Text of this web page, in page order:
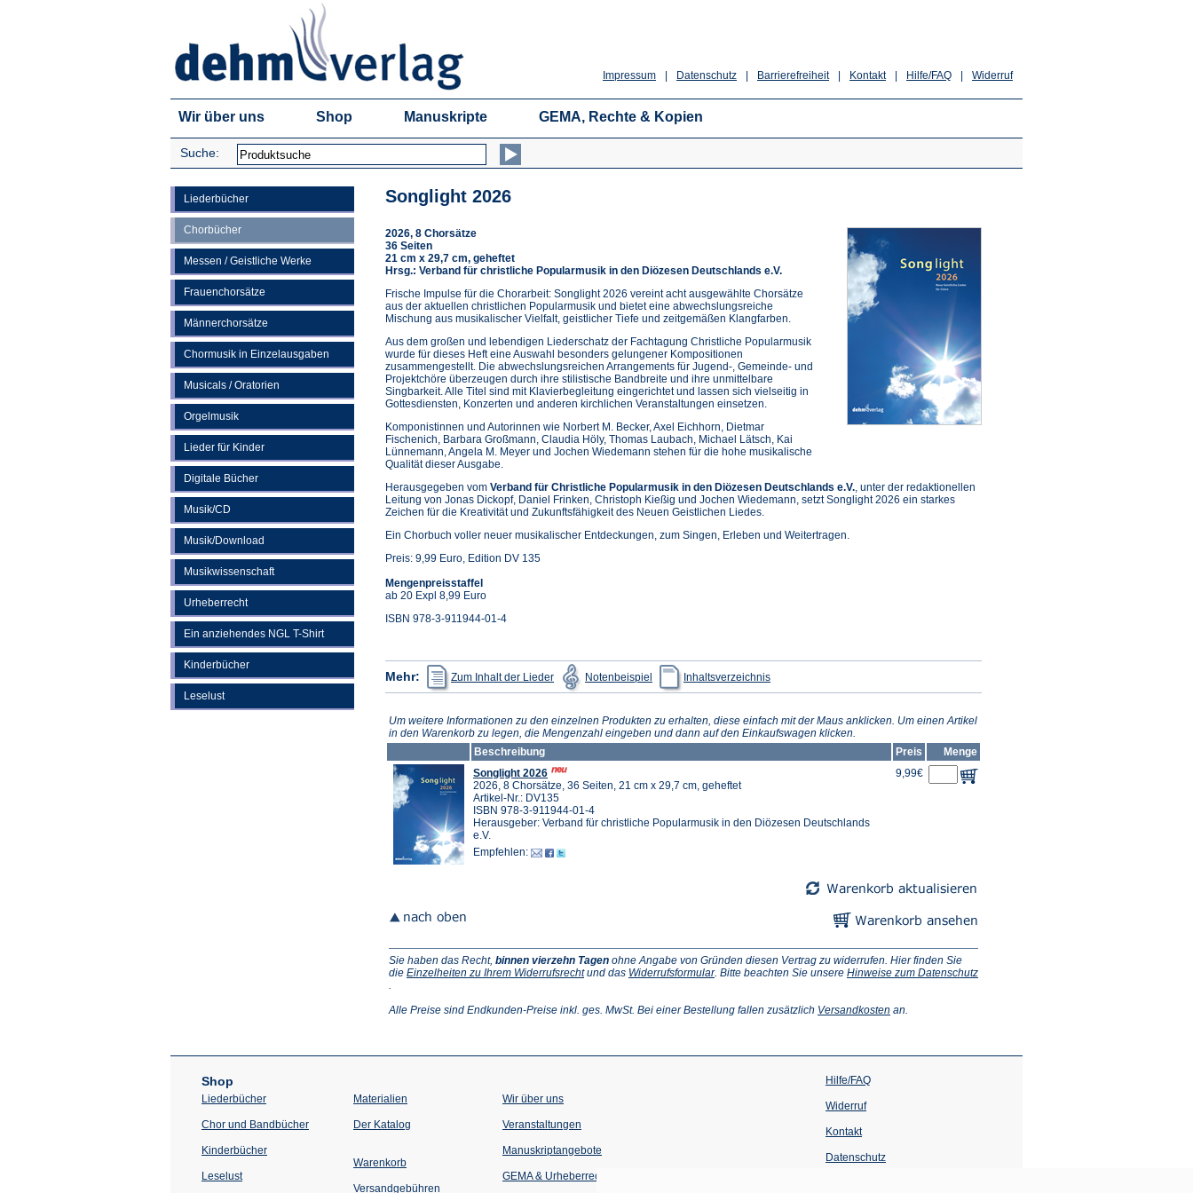
Widerruf
Hilfe/FAQ
Kontakt
Barrierefreiheit
Datenschutz
Impressum
Wir über uns Shop Manuskripte GEMA, Rechte & Kopien
Suche:
Liederbücher
Chorbücher
Messen / Geistliche Werke
Frauenchorsätze
Männerchorsätze
Chormusik in Einzelausgaben
Musicals / Oratorien
Orgelmusik
Lieder für Kinder
Digitale Bücher
Musik/CD
Musik/Download
Musikwissenschaft
Urheberrecht
Ein anziehendes NGL T-Shirt
Kinderbücher
Leselust
Songlight 2026
2026, 8 Chorsätze
36 Seiten
21 cm x 29,7 cm, geheftet
Hrsg.: Verband für christliche Popularmusik in den Diözesen Deutschlands e.V.
Frische Impulse für die Chorarbeit: Songlight 2026 vereint acht ausgewählte Chorsätze
aus der aktuellen christlichen Popularmusik und bietet eine abwechslungsreiche
Mischung aus musikalischer Vielfalt, geistlicher Tiefe und zeitgemäßen Klangfarben.
Aus dem großen und lebendigen Liederschatz der Fachtagung Christliche Popularmusik
wurde für dieses Heft eine Auswahl besonders gelungener Kompositionen
zusammengestellt. Die abwechslungsreichen Arrangements für Jugend-, Gemeinde- und
Projektchöre überzeugen durch ihre stilistische Bandbreite und ihre unmittelbare
Singbarkeit. Alle Titel sind mit Klavierbegleitung eingerichtet und lassen sich vielseitig in
Gottesdiensten, Konzerten und anderen kirchlichen Veranstaltungen einsetzen.
Komponistinnen und Autorinnen wie Norbert M. Becker, Axel Eichhorn, Dietmar
Fischenich, Barbara Großmann, Claudia Höly, Thomas Laubach, Michael Lätsch, Kai
Lünnemann, Angela M. Meyer und Jochen Wiedemann stehen für die hohe musikalische
Qualität dieser Ausgabe.
Herausgegeben vom Verband für Christliche Popularmusik in den Diözesen Deutschlands e.V., unter der redaktionellen
Leitung von Jonas Dickopf, Daniel Frinken, Christoph Kießig und Jochen Wiedemann, setzt Songlight 2026 ein starkes
Zeichen für die Kreativität und Zukunftsfähigkeit des Neuen Geistlichen Liedes.
Ein Chorbuch voller neuer musikalischer Entdeckungen, zum Singen, Erleben und Weitertragen.
Preis: 9,99 Euro, Edition DV 135
Mengenpreisstaffel
ab 20 Expl 8,99 Euro
ISBN 978-3-911944-01-4
Mehr: Zum Inhalt der Lieder
(Öffnet
in
einem
Tab)
Notenbeispiel
(Öffnet
in
einem
Tab)
Inhaltsverzeichnisin
einem
Tab)
Um weitere Informationen zu den einzelnen Produkten zu erhalten, diese einfach mit der Maus anklicken. Um einen Artikel
in den Warenkorb zu legen, die Mengenzahl eingeben und dann auf den Einkaufswagen klicken.
Beschreibung
Preis
Menge
Songlight 2026
2026, 8 Chorsätze, 36 Seiten, 21 cm x 29,7 cm, geheftet
Artikel-Nr.: DV135
ISBN 978-3-911944-01-4
Herausgeber: Verband für christliche Popularmusik in den Diözesen Deutschlands
e.V.
Empfehlen:
9,99€
Sie haben das Recht, binnen vierzehn Tagen ohne Angabe von Gründen diesen Vertrag zu widerrufen. Hier finden Sie
die Einzelheiten zu Ihrem Widerrufsrecht(Öffnet
neuen
und das Widerrufsformular(Öffnet
neuen
. Bitte beachten Sie unsere Hinweise zum Datenschutz
einem
.
Alle Preise sind Endkunden-Preise inkl. ges. MwSt. Bei einer Bestellung fallen zusätzlich Versandkosten (Öffnet
Tab)
an.
Shop
Liederbücher
Chor und Bandbücher
Kinderbücher
Leselust
Materialien
Der Katalog
Warenkorb
Versandgebühren
Wir über uns
Veranstaltungen
einem
Tab)
Manuskriptangebote
GEMA & Urheberrecht
Hilfe/FAQ
Widerruf
Kontakt
Datenschutz